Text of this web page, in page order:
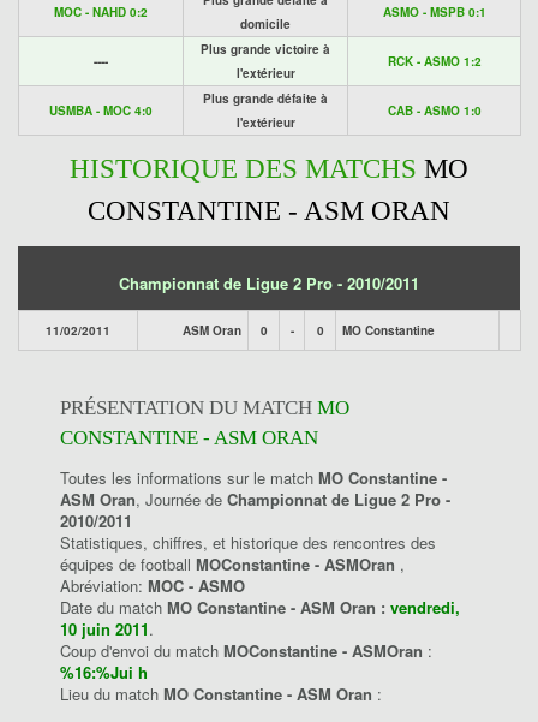
MOC - NAHD 0:2
domicile
ASMO - MSPB 0:1
----
Plus grande victoire à
l'extérieur
RCK - ASMO 1:2
USMBA - MOC 4:0
Plus grande défaite à
l'extérieur
CAB - ASMO 1:0
HISTORIQUE DES MATCHS MO
CONSTANTINE - ASM ORAN
Championnat de Ligue 2 Pro - 2010/2011
11/02/2011 ASM Oran 0 - 0 MO Constantine
PRÉSENTATION DU MATCH MO
CONSTANTINE - ASM ORAN
Toutes les informations sur le match MO Constantine -
ASM Oran, Journée de Championnat de Ligue 2 Pro -
2010/2011
Statistiques, chiffres, et historique des rencontres des
équipes de football MOConstantine - ASMOran ,
Abréviation: MOC - ASMO
Date du match MO Constantine - ASM Oran : vendredi,
10 juin 2011.
Coup d'envoi du match MOConstantine - ASMOran :
%16:%Jui h
Lieu du match MO Constantine - ASM Oran :